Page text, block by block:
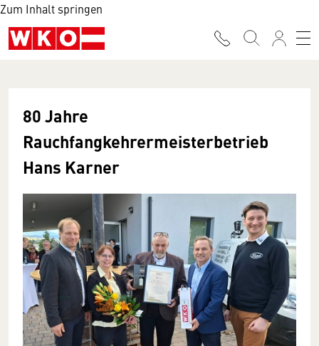
Zum Inhalt springen
80 Jahre
Rauchfangkehrermeisterbetrieb
Hans Karner